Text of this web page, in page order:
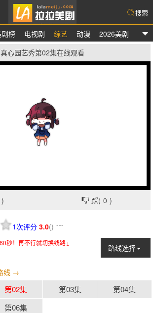
拉拉美剧
榜 电视剧 综艺 动漫 2026美剧
搜索
真心园艺秀第02集在线观看
) 踩( 0 )
3.0(
1次评分 ) ---
秒！再不行就切换线路↓
路线选择
线 →
第02集 第03集
第04集
第06集